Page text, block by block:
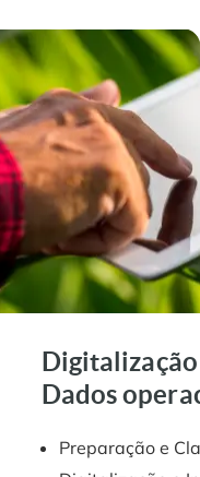
Dados
Preparação e